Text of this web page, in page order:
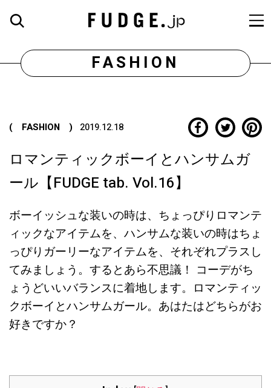
FASHION
( FASHION ) 2019.12.18
ロマンティックボーイとハンサムガ
ール【FUDGE tab. Vol.16】
ボーイッシュな装いの時は、ちょっぴりロマンテ
ィックなアイテムを、ハンサムな装いの時はちょ
っぴりガーリーなアイテムを、それぞれプラスし
てみましょう。するとあら不思議！ コーデがち
ょうどいいバランスに着地します。ロマンティッ
クボーイとハンサムガール。あはたはどちらがお
好きですか？